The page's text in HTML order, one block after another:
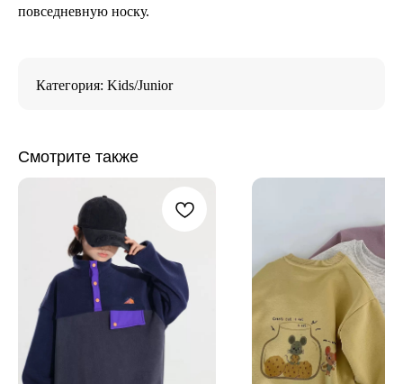
повседневную носку.
Категория: Kids/Junior
Смотрите также